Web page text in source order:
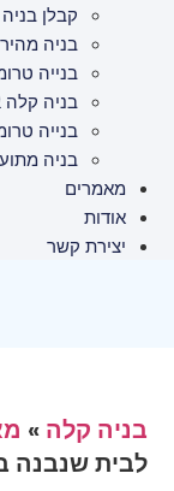
קבלן
בניה
בנייה
בניה קלה 2 קומות
בנייה
בניה
מאמרים
אודות
יצירת קשר
בניה קלה»
לבית שנבנה